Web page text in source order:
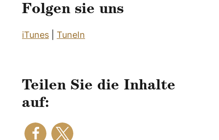
Folgen sie uns
iTunes TuneIn
Teilen Sie die Inhalte
auf: